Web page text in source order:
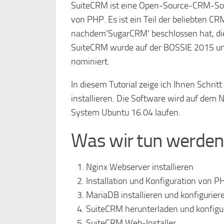
SuiteCRM ist eine Open-Source-CRM-
von PHP. Es ist ein Teil der beliebten
nachdem’SugarCRM‘ beschlossen hat,
SuiteCRM wurde auf der BOSSIE 2015
nominiert.
In diesem Tutorial zeige ich Ihnen
installieren. Die Software wird auf dem
System Ubuntu 16.04 laufen.
Was wir tun werden
Nginx Webserver installieren
Installation und Konfiguration von
MariaDB installieren und
SuiteCRM herunterladen und